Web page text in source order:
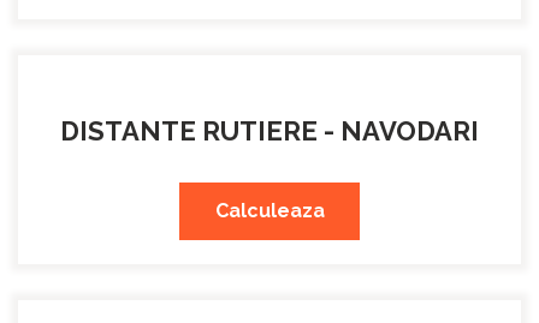
DISTANTE RUTIERE - NAVODARI
Calculeaza